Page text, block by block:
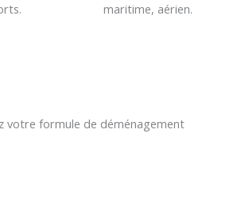
maritime, aérien.
votre formule de déménagement